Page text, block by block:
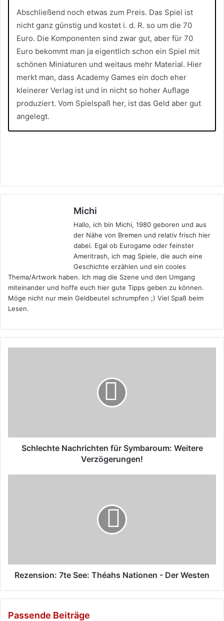
Abschließend noch etwas zum Preis. Das Spiel ist
nicht ganz günstig und kostet i. d. R. so um die 70
Euro. Die Komponenten sind zwar gut, aber für 70
Euro bekommt man ja eigentlich schon ein Spiel mit
schönen Miniaturen und weitaus mehr Material. Hier
merkt man, dass Academy Games ein doch eher
kleinerer Verlag ist und in nicht so hoher Auflage
produziert. Vom Spielspaß her, ist das Geld aber gut
angelegt.
Michi
Hallo, ich bin Michi, 1980 geboren und aus
der Nähe von Bremen und relativ frisch hier
dabei. Egal ob Eurogame oder feinster
Ameritrash, ich mag Spiele, die auch eine
Geschichte erzählen und ein cooles
Thema/Artwork haben. Ich mag die Szene und den Umgang
miteinander und hoffe euch hier gute Tipps geben zu können.
Möge nicht nur mein Geldbeutel schrumpfen ;) Viel Spaß beim
Lesen.
Schlechte Nachrichten für Symbaroum: Weitere
Verzögerungen!
Rezension: 7te See: Théahs Nationen - Der Westen
Passende Beiträge